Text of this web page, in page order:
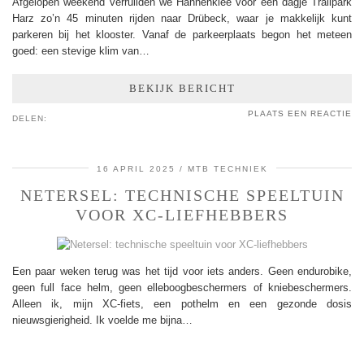
Harz zo’n 45 minuten rijden naar Drübeck, waar je makkelijk kunt
parkeren bij het klooster. Vanaf de parkeerplaats begon het meteen
goed: een stevige klim van…
BEKIJK BERICHT
DELEN:
PLAATS EEN REACTIE
16 APRIL 2025 MTB TECHNIEK
NETERSEL: TECHNISCHE SPEELTUIN
VOOR XC-LIEFHEBBERS
Een paar weken terug was het tijd voor iets anders. Geen endurobike,
geen full face helm, geen elleboogbeschermers of kniebeschermers.
Alleen ik, mijn XC-fiets, een pothelm en een gezonde dosis
nieuwsgierigheid. Ik voelde me bijna…